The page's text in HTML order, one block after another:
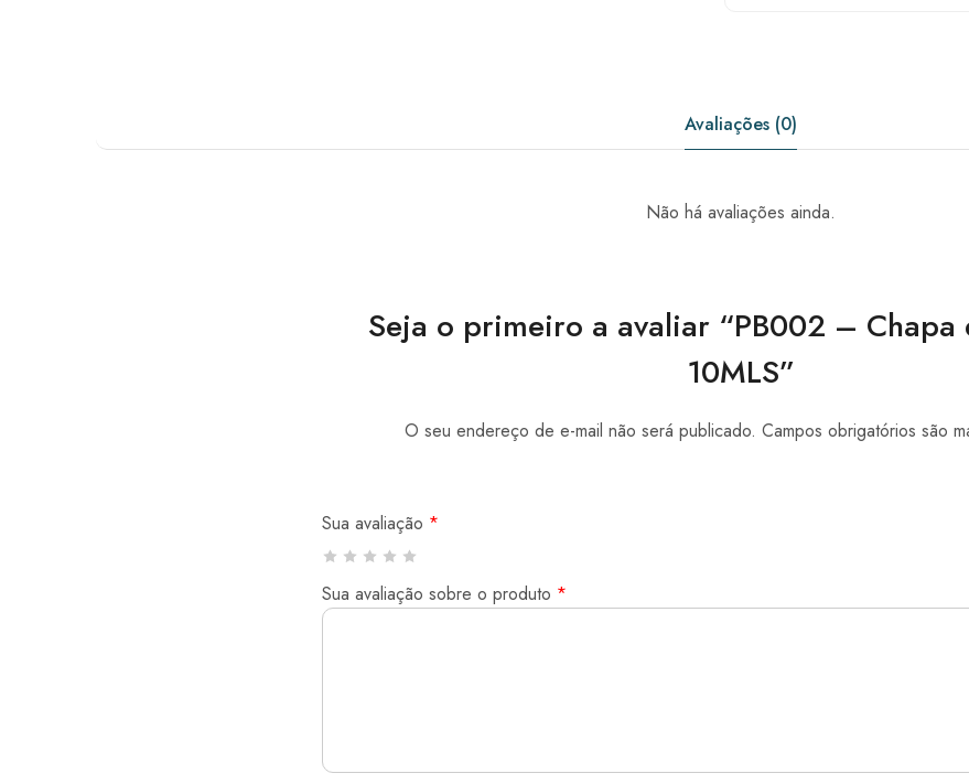
Avaliações (0)
Não há avaliações ainda.
Seja o primeiro a avaliar “PB002 – Chapa
10MLS”
O seu endereço de e-mail não será publicado. Campos obrigatórios são
Sua avaliação *
Sua avaliação sobre o produto *